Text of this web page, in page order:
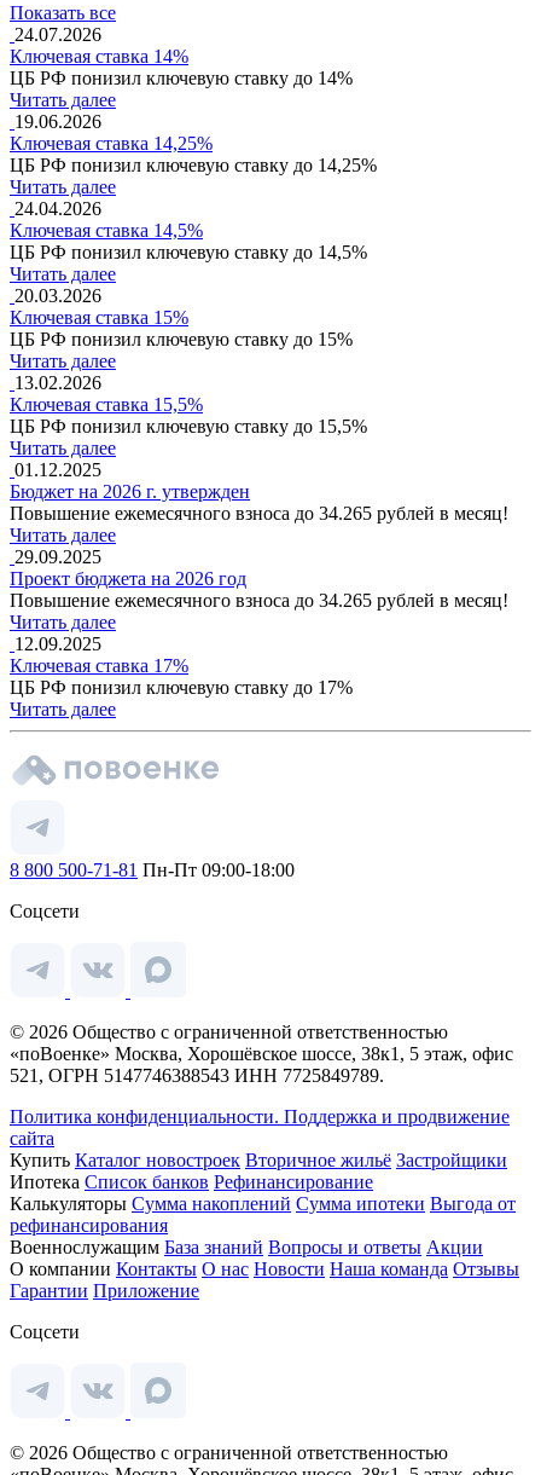
Показать все
24.07.2026
Ключевая ставка 14%
ЦБ РФ понизил ключевую ставку до 14%
Читать далее
19.06.2026
Ключевая ставка 14,25%
ЦБ РФ понизил ключевую ставку до 14,25%
Читать далее
24.04.2026
Ключевая ставка 14,5%
ЦБ РФ понизил ключевую ставку до 14,5%
Читать далее
20.03.2026
Ключевая ставка 15%
ЦБ РФ понизил ключевую ставку до 15%
Читать далее
13.02.2026
Ключевая ставка 15,5%
ЦБ РФ понизил ключевую ставку до 15,5%
Читать далее
01.12.2025
Бюджет на 2026 г. утвержден
Повышение ежемесячного взноса до 34.265 рублей в месяц!
Читать далее
29.09.2025
Проект бюджета на 2026 год
Повышение ежемесячного взноса до 34.265 рублей в месяц!
Читать далее
12.09.2025
Ключевая ставка 17%
ЦБ РФ понизил ключевую ставку до 17%
Читать далее
8 800 500-71-81 Пн-Пт 09:00-18:00
Соцсети
© 2026 Общество с ограниченной ответственностью
«поВоенке» Москва, Хорошёвское шоссе, 38к1, 5 этаж, офис
521, ОГРН 5147746388543 ИНН 7725849789.
Политика конфиденциальности. Поддержка и продвижение
сайта
Купить Каталог новостроек Вторичное жильё Застройщики
Ипотека Список банков Рефинансирование
Калькуляторы Сумма накоплений Сумма ипотеки Выгода от
рефинансирования
Военнослужащим База знаний Вопросы и ответы Акции
О компании Контакты О нас Новости Наша команда Отзывы
Гарантии Приложение
Соцсети
© 2026 Общество с ограниченной ответственностью